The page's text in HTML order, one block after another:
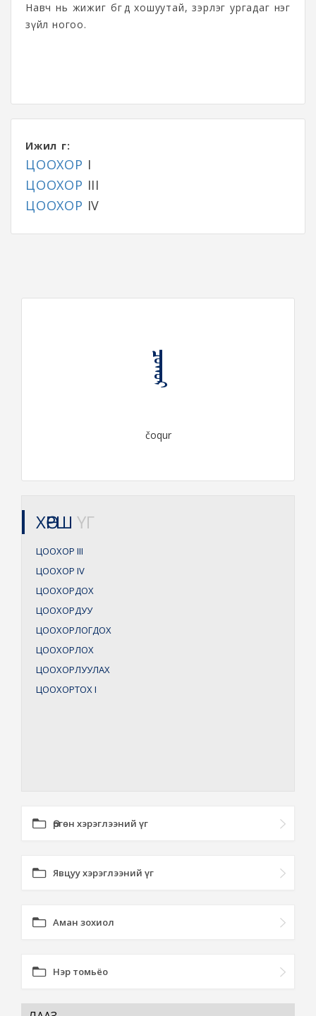
Навч нь жижиг бөгөөд хошуутай, зэрлэг ургадаг нэг
зүйл ногоо.
Ижил үг:
ЦООХОР I
ЦООХОР III
ЦООХОР IV
ᠴᠣᠬᠤᠷ
čoqur
ХӨРШ ҮГ
ЦООХОР III
ЦООХОР IV
ЦООХОРДОХ
ЦООХОРДУУ
ЦООХОРЛОГДОХ
ЦООХОРЛОХ
ЦООХОРЛУУЛАХ
ЦООХОРТОХI
Өргөн хэрэглээний үг
Явцуу хэрэглээний үг
Аман зохиол
Нэр томьёо